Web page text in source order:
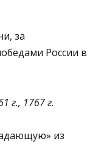
за
России в
г., 1767 г.
из